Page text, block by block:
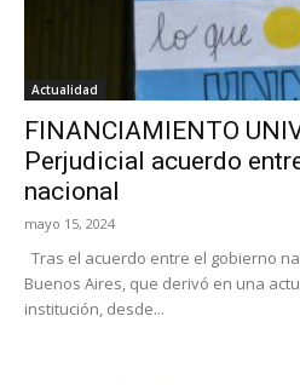
Actualidad
FINANCIAMIENTO
Perjudicial acuerdo
nacional
mayo 15, 2024
Tras el acuerdo entre el gobierno
Buenos Aires, que derivó en una
institución, desde...